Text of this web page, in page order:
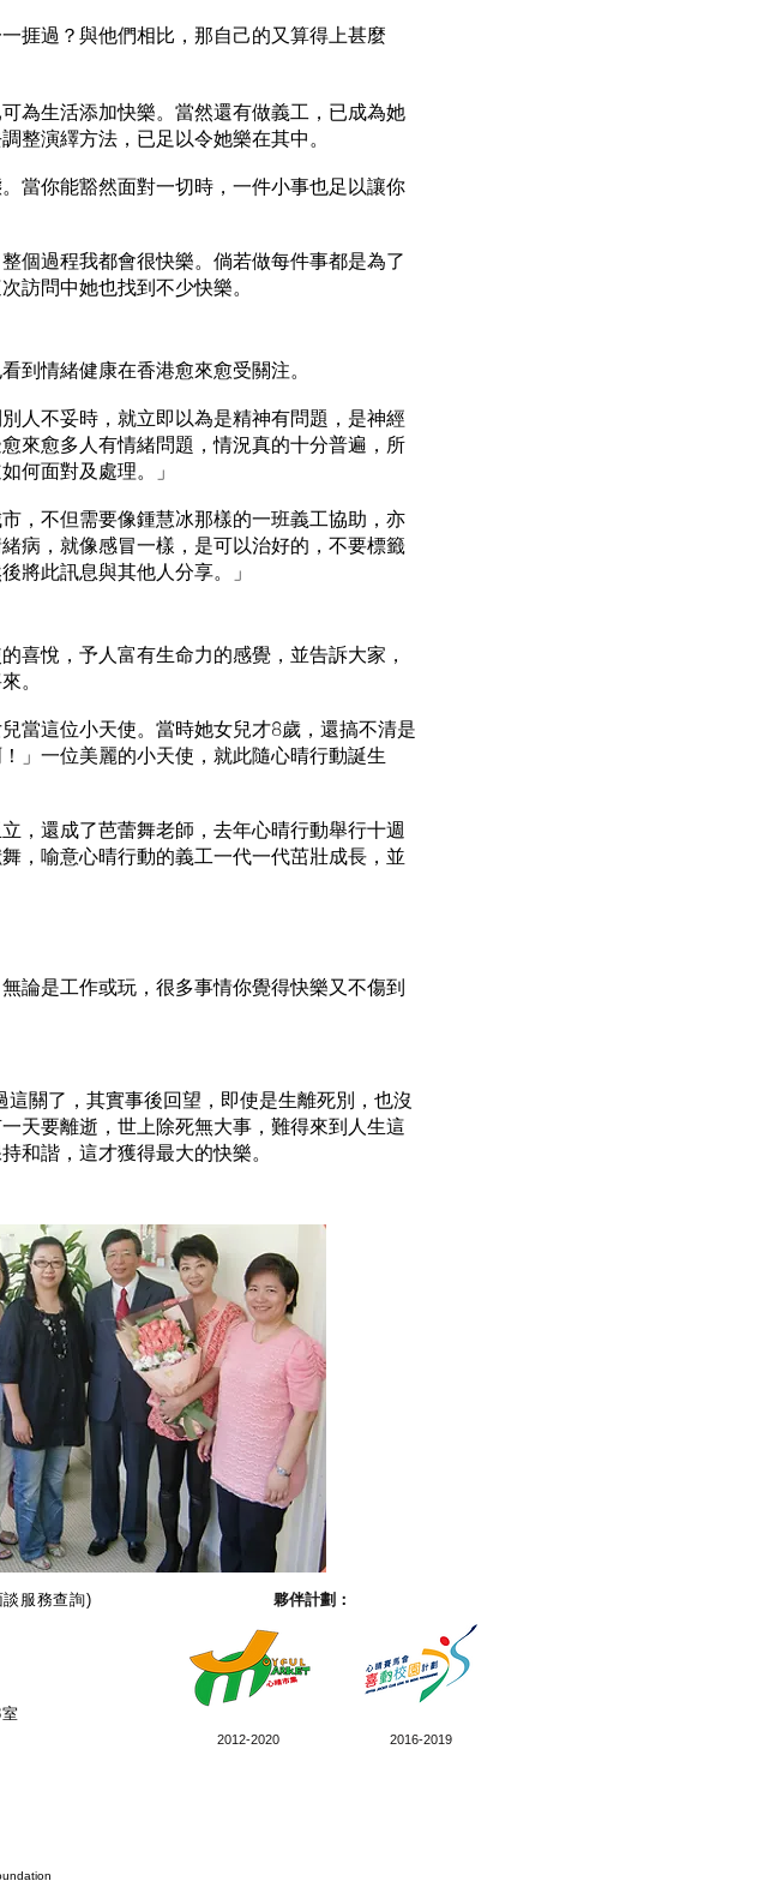
捱過？與他們相比，那自己的又算得上甚麼
為生活添加快樂。當然還有做義工，已成為她
整演繹方法，已足以令她樂在其中。
當你能豁然面對一切時，一件小事也足以讓你
個過程我都會很快樂。倘若做每件事都是為了
訪問中她也找到不少快樂。
到情緒健康在香港愈來愈受關注。
人不妥時，就立即以為是精神有問題，是神經
來愈多人有情緒問題，情況真的十分普遍，所
何面對及處理。」
，不但需要像鍾慧冰那樣的一班義工協助，亦
病，就像感冒一樣，是可以治好的，不要標籤
將此訊息與其他人分享。」
喜悅，予人富有生命力的感覺，並告訴大家，
。
當這位小天使。當時她女兒才8歲，還搞不清是
」一位美麗的小天使，就此隨心晴行動誕生
，還成了芭蕾舞老師，去年心晴行動舉行十週
，喻意心晴行動的義工一代一代茁壯成長，並
論是工作或玩，很多事情你覺得快樂又不傷到
關了，其實事後回望，即使是生離死別，也沒
天要離逝，世上除死無大事，難得來到人生這
和諧，這才獲得最大的快樂。
服務查詢)
夥伴計劃：
2012-2020 2016-2019